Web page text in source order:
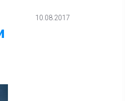
10.08.2017